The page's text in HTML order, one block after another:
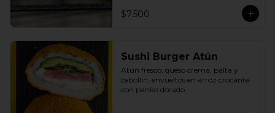
$7.500
Sushi Burger Atún
Atún fresco, queso crema, palta y
cebollín, envueltos en arroz crocante
con panko dorado.